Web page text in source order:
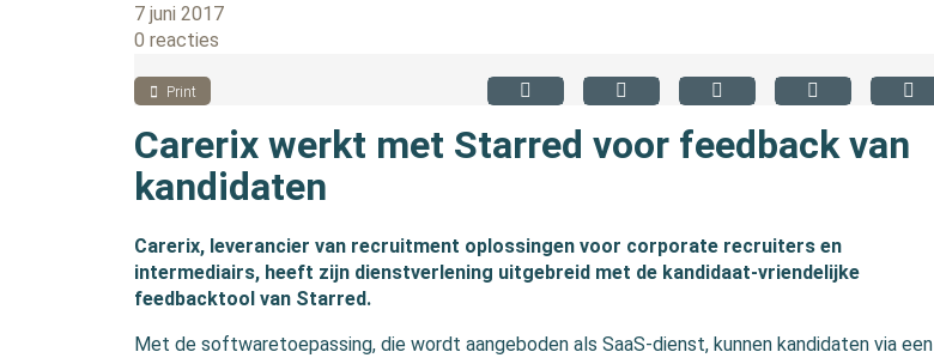
7 juni 2017
0 reacties
Print
Carerix werkt met Starred voor feedback van
kandidaten
Carerix, leverancier van recruitment oplossingen voor corporate recruiters en
intermediairs, heeft zijn dienstverlening uitgebreid met de kandidaat-vriendelijke
feedbacktool van Starred.
Met de softwaretoepassing, die wordt aangeboden als SaaS-dienst, kunnen kandidaten via een